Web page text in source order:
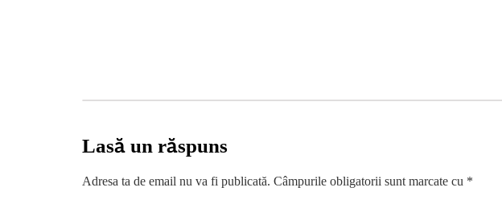
Lasă un răspuns
Adresa ta de email nu va fi publicată. Câmpurile obligatorii sunt marcate cu *